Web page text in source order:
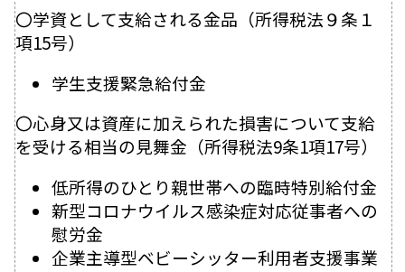
〇学資として支給される金品（所得税法９条１
項15号）
学生支援緊急給付金
〇心身又は資産に加えられた損害について支給
を受ける相当の見舞金（所得税法9条1項17号）
低所得のひとり親世帯への臨時特別給付金
新型コロナウイルス感染症対応従事者への
慰労金
企業主導型ベビーシッター利用者支援事業